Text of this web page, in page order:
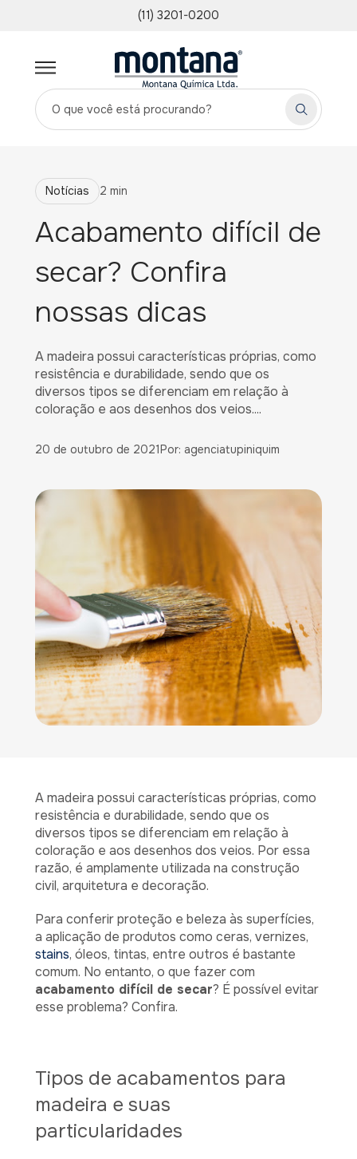
(11) 3201-0200
Notícias 2 min
Acabamento difícil de
secar? Confira
nossas dicas
A madeira possui características próprias, como
resistência e durabilidade, sendo que os
diversos tipos se diferenciam em relação à
coloração e aos desenhos dos veios....
20 de outubro de 2021Por: agenciatupiniquim
A madeira possui características próprias, como
resistência e durabilidade, sendo que os
diversos tipos se diferenciam em relação à
coloração e aos desenhos dos veios. Por essa
razão, é amplamente utilizada na construção
civil, arquitetura e decoração.
Para conferir proteção e beleza às superfícies,
a aplicação de produtos como ceras, vernizes,
stains, óleos, tintas, entre outros é bastante
comum. No entanto, o que fazer com
acabamento difícil de secar? É possível evitar
esse problema? Confira.
Tipos de acabamentos para
madeira e suas
particularidades